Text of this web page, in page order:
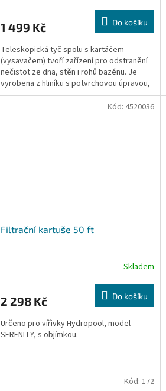
1 499 Kč Do košíku
Teleskopická tyč spolu s kartáčem
(vysavačem) tvoří zařízení pro odstranění
nečistot ze dna, stěn i rohů bazénu. Je
vyrobena z hliníku s potvrchovou úpravou,
rukojeť má...
Filtrační kartuše 50 ft
Skladem
2 298 Kč Do košíku
Určeno pro vířivky Hydropool, model
SERENITY, s objímkou.
Kód: 4520036
Kód: 172